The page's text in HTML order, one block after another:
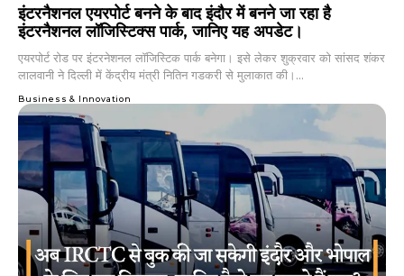
इंटरनैशनल एयरपोर्ट बनने के बाद इंदौर में बनने जा रहा है
इंटरनैशनल लॉजिस्टिक्स पार्क, जानिए यह अपडेट।
एयरपोर्ट रोड पर इंटरनेशनल लॉजिस्टिक पार्क बनेगा। इसे लेकर शुक्रवार को सांसद शंकर
लालवानी ने दिल्ली में केंद्रीय मंत्री नितिन गडकरी से मुलाकात की।...
Business & Innovation